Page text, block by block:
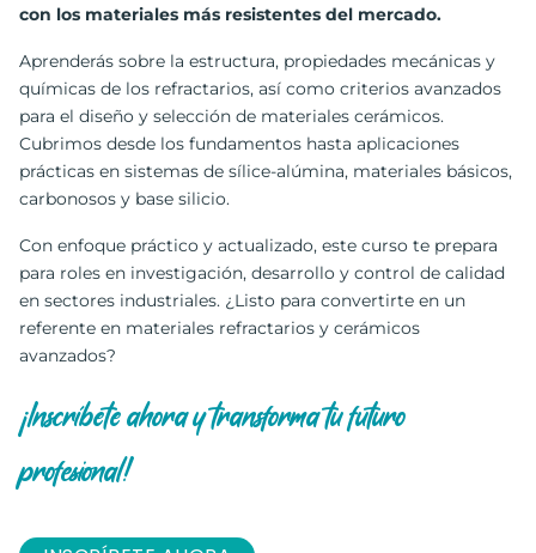
con los materiales más resistentes del mercado.
Aprenderás sobre la estructura, propiedades mecánicas y
químicas de los refractarios, así como criterios avanzados
para el diseño y selección de materiales cerámicos.
Cubrimos desde los fundamentos hasta aplicaciones
prácticas en sistemas de sílice-alúmina, materiales básicos,
carbonosos y base silicio.
Con enfoque práctico y actualizado, este curso te prepara
para roles en investigación, desarrollo y control de calidad
en sectores industriales. ¿Listo para convertirte en un
referente en materiales refractarios y cerámicos
avanzados?
¡Inscríbete ahora y transforma tu futuro
profesional!